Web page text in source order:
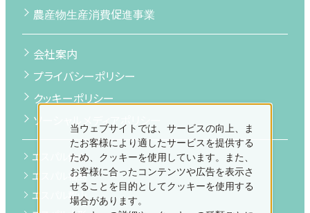
農産物生産消費促進事業
会社案内
プライバシーポリシー
クッキーポリシー
ソーシャルメディアポリシー
エスパル仙台
エスパル福島
エスパル郡山
当ウェブサイトでは、サービスの向上、ま
たお客様により適したサービスを提供する
ため、クッキーを使用しています。また、
お客様に合ったコンテンツや広告を表示さ
せることを目的としてクッキーを使用する
場合があります。